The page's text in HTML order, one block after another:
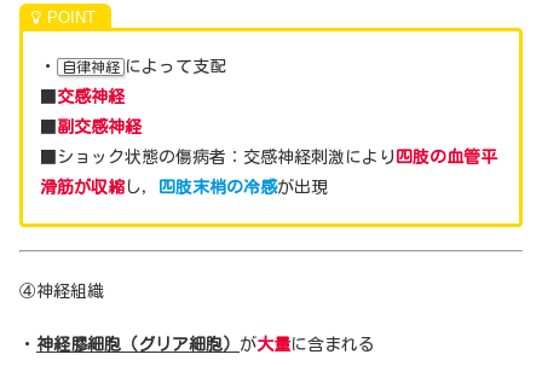
・ 自律神経 によって支配
交感神経
副交感神経
■ショック状態の傷病者：交感神経刺激により 四肢の血管平
滑筋が収縮し， 四肢末梢の冷感が出現
④神経組織
・ 神経膠細胞（グリア細胞） が大量に含まれる